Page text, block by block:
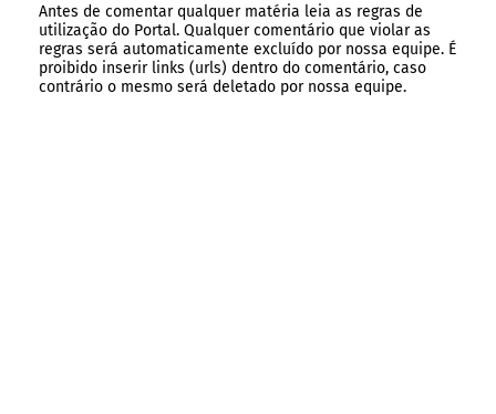
Antes de comentar qualquer matéria leia as regras de
utilização do Portal. Qualquer comentário que violar as
regras será automaticamente excluído por nossa equipe. É
proibido inserir links (urls) dentro do comentário, caso
contrário o mesmo será deletado por nossa equipe.